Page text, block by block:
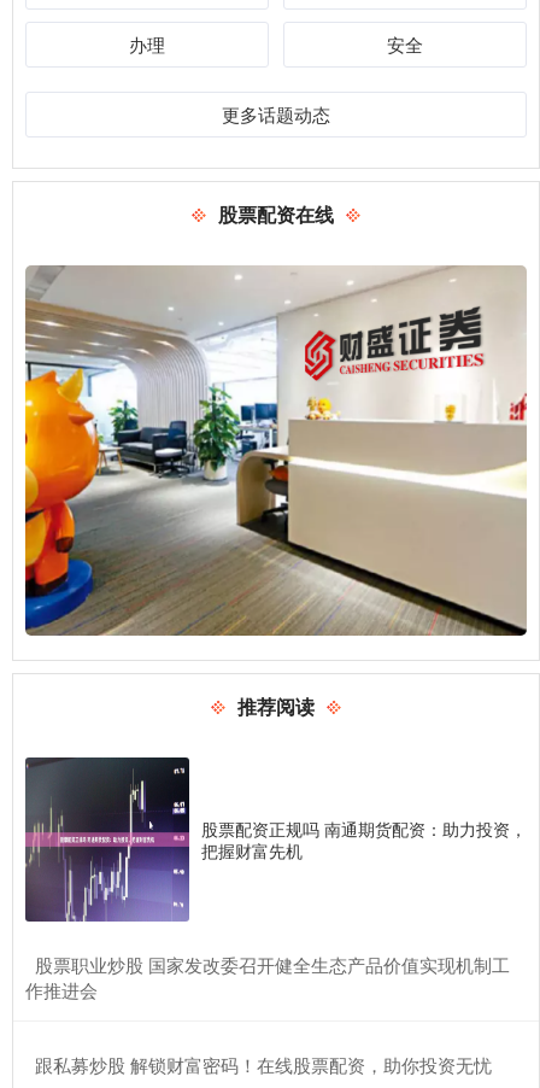
办理 安全
更多话题动态
股票配资在线
推荐阅读
股票配资正规吗 南通期货配资：助力投资，
把握财富先机
​股票职业炒股 国家发改委召开健全生态产品价值实现机制工
作推进会
​跟私募炒股 解锁财富密码！在线股票配资，助你投资无忧